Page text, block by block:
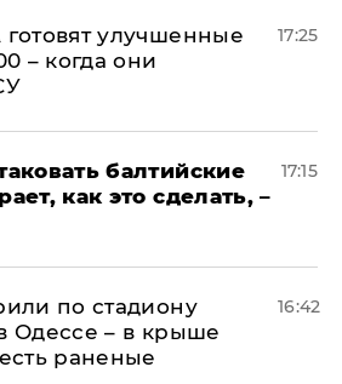
улучшенные
– когда они
17:25
балтийские
как это сделать, –
17:15
по стадиону
Одессе – в крыше
раненые
16:42